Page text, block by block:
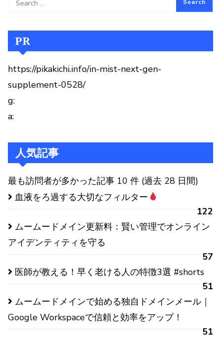
PR
https://pikakichi.info/in-mist-next-gen-
supplement-0528/
g:
a:
人気記事
最も訪問者が多かった記事 10 件 (過去 28 日間)
血液をろ過する大切なフィルター
122
ムームードメイン更新料：賢い管理でオンライン
アイデンティティを守る
57
医師が教える！早く老ける人の特徴3選 #shorts
51
ムームードメインで始める独自ドメインメール｜
Google Workspaceで信頼と効率をアップ！
51